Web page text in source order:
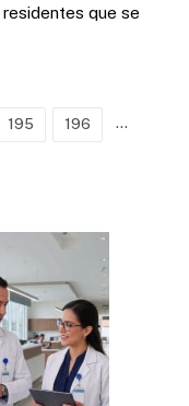
que se
195 196 …